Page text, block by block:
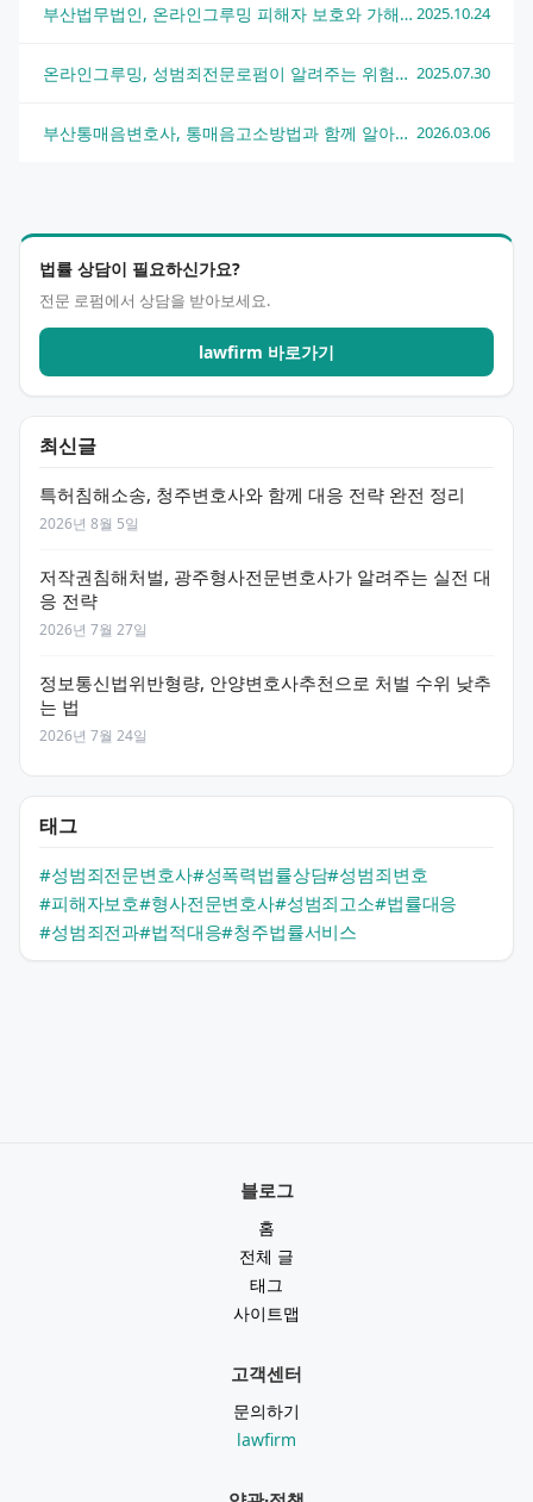
법률 상담이 필요하신가요?
전문 로펌에서 상담을 받아보세요.
lawfirm 바로가기
최신글
특허침해소송, 청주변호사와 함께 대응 전략 완전 정리
2026년 8월 5일
저작권침해처벌, 광주형사전문변호사가 알려주는 실전 대
응 전략
2026년 7월 27일
정보통신법위반형량, 안양변호사추천으로 처벌 수위 낮추
는 법
2026년 7월 24일
태그
#성범죄전문변호사#성폭력법률상담#성범죄변호
#피해자보호#형사전문변호사#성범죄고소#법률대응
#성범죄전과#법적대응#청주법률서비스
부산법무법인, 온라인그루밍 피해자 보호와 가해자 대응 전략 2025.10.24
온라인그루밍, 성범죄전문로펌이 알려주는 위험성과 대처법 2025.07.30
부산통매음변호사, 통매음고소방법과 함께 알아보는 법적 대응 전략 2026.03.06
블로그
홈
전체 글
태그
사이트맵
고객센터
문의하기
lawfirm